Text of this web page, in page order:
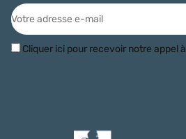
Cliquer ici pour recevoir notre appel